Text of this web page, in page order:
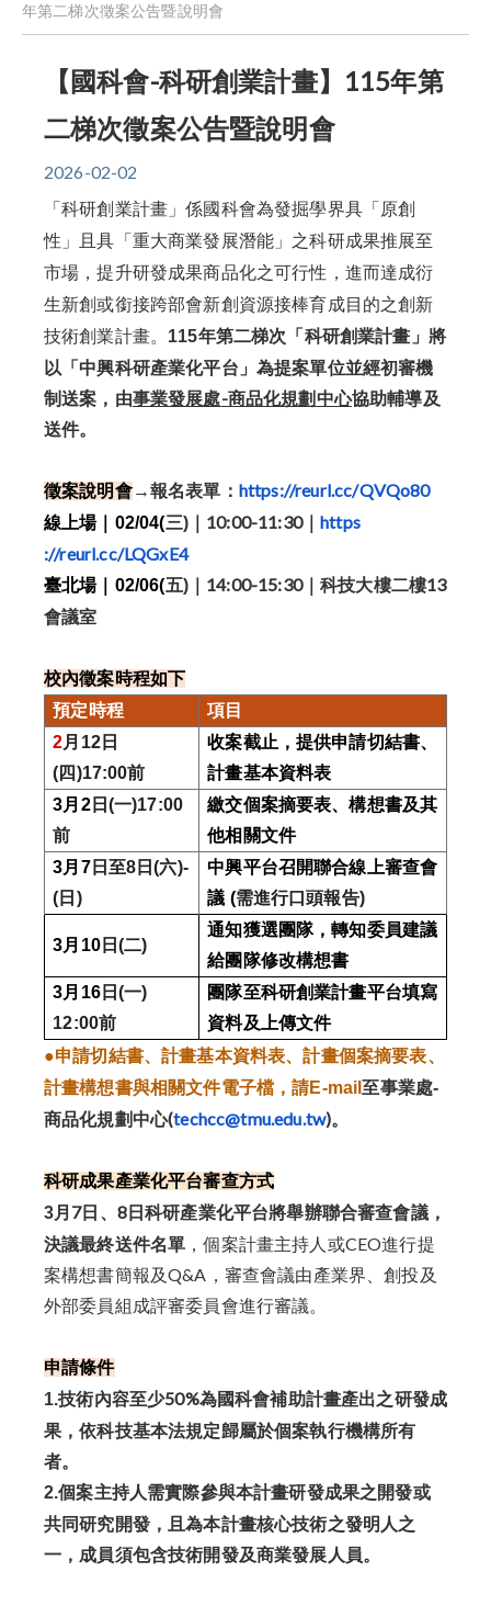
年第二梯次徵案公告暨說明會
【國科會-科研創業計畫】115年第
二梯次徵案公告暨說明會
2026-02-02
「科研創業計畫」係國科會為發掘學界具「原創
性」且具「 重大商業發展潛能」之科研成果推展至
市場，提升研發成果商品化之可行性， 進而達成衍
生新創或銜接跨部會新創資源接棒育成目的之創新
技術創業計畫。 115年第二梯次「科研創業計畫」將
以「中興科研產業化平台」為提案單位並經初審機
制送案，由事業發展處-商品化規劃中心協助輔導及
送件。
徵案說明會→報名表單： https://reurl.cc/QVQo80
線上場｜02/04(三)｜10:00-11:30｜https
://reurl.cc/LQGxE4
臺北場｜02/06(五)｜14:00-15:30｜科技大樓二樓13
會議室
校內徵案時程如下
預定時程
項目
2月12日
(四)17:00前
收案截止，提供申請切結書、
計畫基本資料表
3月2日(一)17:00
前
繳交個案摘要表、構想書及其
他相關文件
3月7日至8日(六)-
(日)
中興平台召開聯合線上審查會
議 (需進行口頭報告)
3月10日(二)
通知獲選團隊，轉知委員建議
給團隊修改構想書
3月16日(一)
12:00前
團隊至科研創業計畫平台填寫
資料及上傳文件
●申請切結書、計畫基本資料表、計畫個案摘要表、
計畫構想書與相關文件電子檔，請E-mail至事業處-
商品化規劃中心(techcc@tmu.edu.tw)。
科研成果產業化平台審查方式
3月7日、8日科研產業化平台將舉辦聯合審查會議，
決議最終送件名單 ，個案計畫主持人或CEO進行提
案構想書簡報及Q&A，審查會議由產業界、創投及
外部委員組成評審委員會進行審議。
申請條件
1.技術內容至少50%為國科會補助計畫產出之研發成
果，依科技基本法規定歸屬於個案執行機構所有
者。
2.個案主持人需實際參與本計畫研發成果之開發或
共同研究開發， 且為本計畫核心技術之發明人之
一， 成員須包含技術開發及商業發展人員。